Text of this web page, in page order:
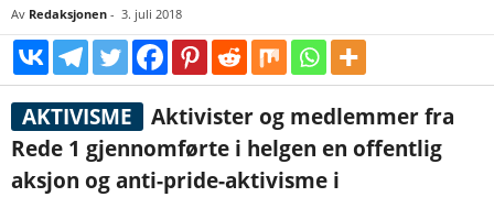
Av Redaksjonen - 3. juli 2018
AKTIVISME
Aktivister og medlemmer fra
Rede 1 gjennomførte i helgen en offentlig
aksjon og anti-pride-aktivisme i